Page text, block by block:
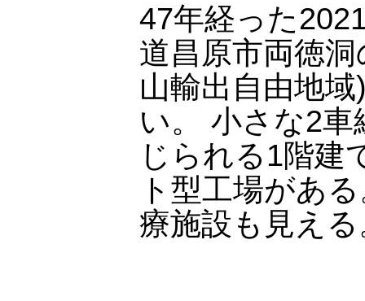
47年経った
道昌原市両徳
山輸出自由地
い。 小さな2
じられる1階建
ト型工場があ
療施設も見え